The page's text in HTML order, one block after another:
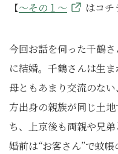
【～その１～ はコチ
今回お話を伺った千鶴
に結婚。千鶴さんは生
母ともあまり交流のな
方出身の親族が同じ土
ち、上京後も両親や兄
婚前は“お客さん”で蚊